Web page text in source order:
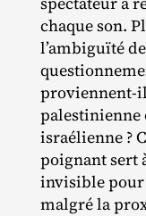
chaque son.
l’ambiguïté
palestinienne
israélienne ?
poignant sert
invisible pour
malgré la